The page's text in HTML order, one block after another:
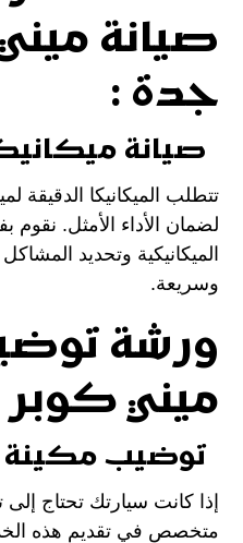
صيانة
جدة :
صيانة
تتطلب الميكانيكا الدقيقة
لضمان الأداء الأمثل.
الميكانيكية وتحديد
وسريعة.
ورشة
ميني
توضيب مكينة
إذا كانت سيارتك تحتاج
متخصص في تقديم هذه